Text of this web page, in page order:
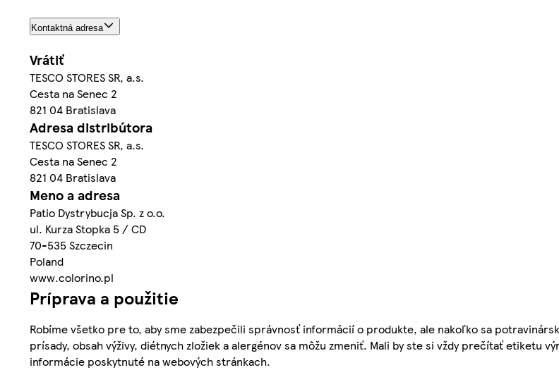
Kontaktná adresa
Vrátiť
TESCO STORES SR, a.s.
Cesta na Senec 2
821 04 Bratislava
Adresa distribútora
TESCO STORES SR, a.s.
Cesta na Senec 2
821 04 Bratislava
Meno a adresa
Patio Dystrybucja Sp. z o.o.
ul. Kurza Stopka 5 / CD
70-535 Szczecin
Poland
www.colorino.pl
Príprava a použitie
Robíme všetko pre to, aby sme zabezpečili správnosť informácií o produkte, ale nakoľko sa
prísady, obsah výživy, diétnych zložiek a alergénov sa môžu zmeniť. Mali by ste si vždy prečítať etiketu
informácie poskytnuté na webových stránkach.